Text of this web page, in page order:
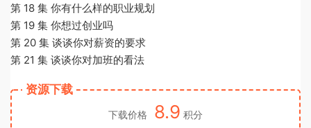
第 18 集 你有什么样的职业规划
第 19 集 你想过创业吗
第 20 集 谈谈你对薪资的要求
第 21 集 谈谈你对加班的看法
资源下载
下载价格 8.9 积分